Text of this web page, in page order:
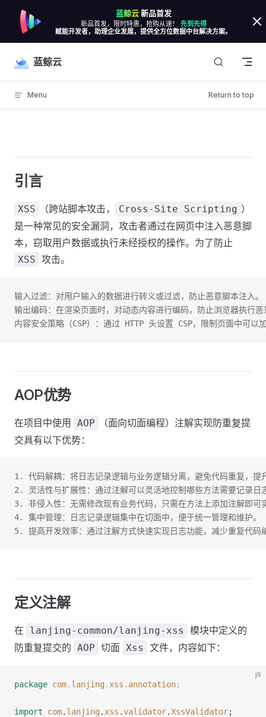
Skip to content
蓝鲸云
Menu Return to top
引言
XSS （跨站脚本攻击， Cross-Site Scripting ）
是一种常见的安全漏洞，攻击者通过在网页中注入恶意脚
本，窃取用户数据或执行未经授权的操作。为了防止
XSS 攻击。
输入过滤：对用户输入的数据进行转义或过滤，防止恶意脚本注入。
输出编码：在渲染页面时，对动态内容进行编码，防止浏览器执行恶
内容安全策略（CSP）：通过 HTTP 头设置 CSP，限制页面中可以
AOP优势
在项目中使用 AOP
（面向切面编程）注解实现防重复提
交具有以下优势：
1. 代码解耦：将日志记录逻辑与业务逻辑分离，避免代码重复，提
2. 灵活性与扩展性：通过注解可以灵活地控制哪些方法需要记录日
3. 非侵入性：无需修改现有业务代码，只需在方法上添加注解即可
4. 集中管理：日志记录逻辑集中在切面中，便于统一管理和维护。
5. 提高开发效率：通过注解方式快速实现日志功能，减少重复代码
定义注解
在 lanjing-common/lanjing-xss
模块中定义的
防重复提交的 AOP 切面 Xss 文件，内容如下：
js
package com. lanjing . xss . annotation;
import com. lanjing . xss .validator.XssValidator;
蓝鲸云新品首发
新品首发，限时特惠，抢购从速！ 先到先得
赋能开发者，助理企业发展，提供全方位数据中台解决方案。